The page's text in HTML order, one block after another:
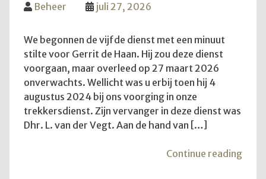
Beheer juli 27, 2026
We begonnen de vijfde dienst met een minuut
stilte voor Gerrit de Haan. Hij zou deze dienst
voorgaan, maar overleed op 27 maart 2026
onverwachts. Wellicht was u erbij toen hij 4
augustus 2024 bij ons voorging in onze
trekkersdienst. Zijn vervanger in deze dienst was
Dhr. L. van der Vegt. Aan de hand van […]
Continue reading"De